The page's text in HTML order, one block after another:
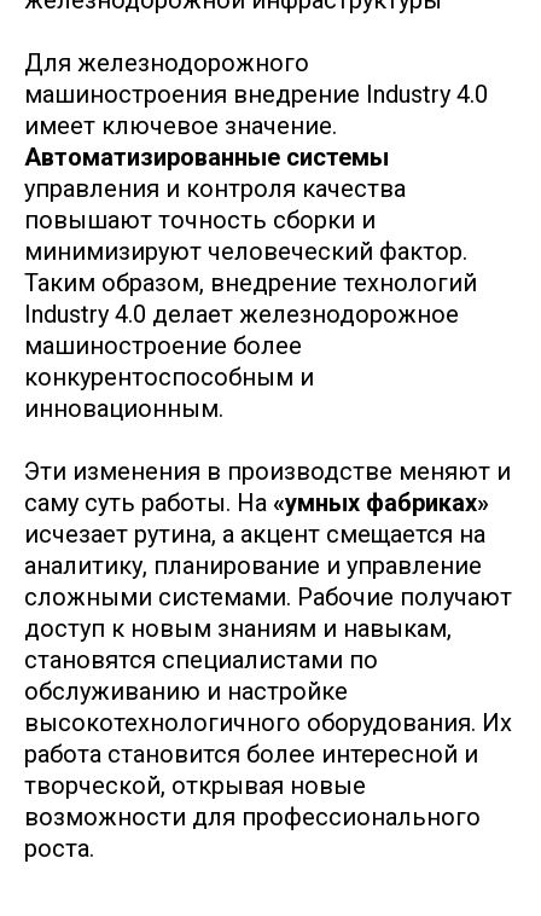
Для железнодорожного
машиностроения внедрение Industry 4.0
имеет ключевое значение.
Автоматизированные системы
управления и контроля качества
повышают точность сборки и
минимизируют человеческий фактор.
Таким образом, внедрение технологий
Industry 4.0 делает железнодорожное
машиностроение более
конкурентоспособным и
инновационным.
Эти изменения в производстве меняют и
саму суть работы. На «умных фабриках»
исчезает рутина, а акцент смещается на
аналитику, планирование и управление
сложными системами. Рабочие получают
доступ к новым знаниям и навыкам,
становятся специалистами по
обслуживанию и настройке
высокотехнологичного оборудования. Их
работа становится более интересной и
творческой, открывая новые
возможности для профессионального
роста.